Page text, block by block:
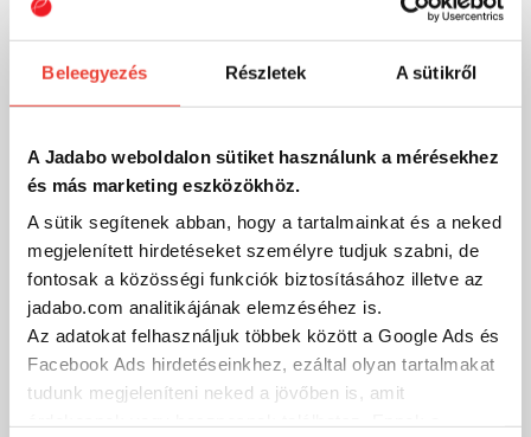
Beleegyezés Részletek A sütikről
A Jadabo weboldalon sütiket használunk a mérésekhez
és más marketing eszközökhöz.
A sütik segítenek abban, hogy a tartalmainkat és a neked
megjelenített hirdetéseket személyre tudjuk szabni, de
fontosak a közösségi funkciók biztosításához illetve az
jadabo.com analitikájának elemzéséhez is.
Az adatokat felhasználjuk többek között a Google Ads és
Facebook Ads hirdetéseinkhez, ezáltal olyan tartalmakat
tudunk megjeleníteni neked a jövőben is, amit
Szűrés
-8%